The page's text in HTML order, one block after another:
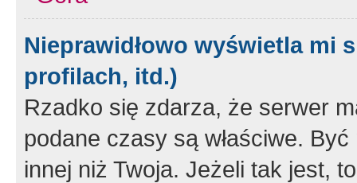
Nieprawidłowo wyświetla mi
profilach, itd.)
Rzadko się zdarza, że serwer
podane czasy są właściwe.
innej niż Twoja. Jeżeli tak jest,